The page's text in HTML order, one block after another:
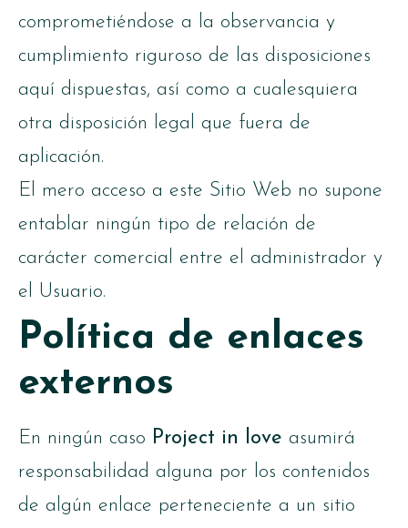
comprometiéndose a la observancia y
cumplimiento riguroso de las disposiciones
aquí dispuestas, así como a cualesquiera
otra disposición legal que fuera de
aplicación.
El mero acceso a este Sitio Web no supone
entablar ningún tipo de relación de
carácter comercial entre el administrador y
el Usuario.
Política de enlaces
externos
En ningún caso Project in love asumirá
responsabilidad alguna por los contenidos
de algún enlace perteneciente a un sitio